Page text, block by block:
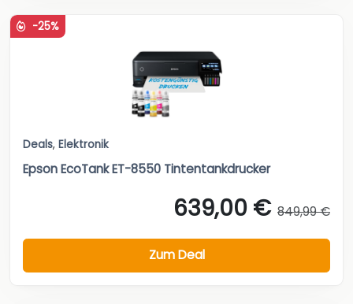
-25%
Deals, Elektronik
Epson EcoTank ET-8550 Tintentankdrucker
639,00 € 849,99 €
Zum Deal